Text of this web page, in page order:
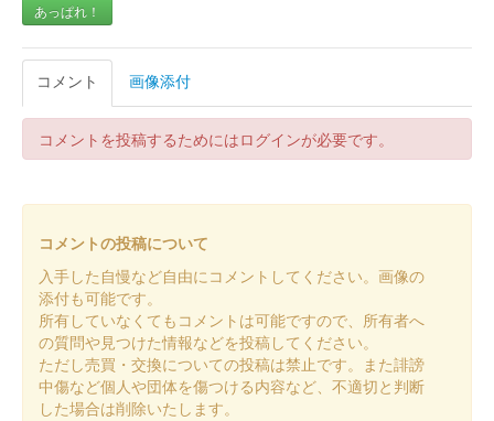
前橋城 御城印 令和八年新春限定版
前橋城 御城印 令和八年新春限定版
前橋城 御城印 復元図版
厩橋城（前橋城） 御城印
あっぱれ！
コメント 画像添付
コメントを投稿するためにはログインが必要です。
コメントの投稿について
入手した自慢など自由にコメントしてください。画像の
添付も可能です。
所有していなくてもコメントは可能ですので、所有者へ
の質問や見つけた情報などを投稿してください。
ただし売買・交換についての投稿は禁止です。また誹謗
中傷など個人や団体を傷つける内容など、不適切と判断
した場合は削除いたします。